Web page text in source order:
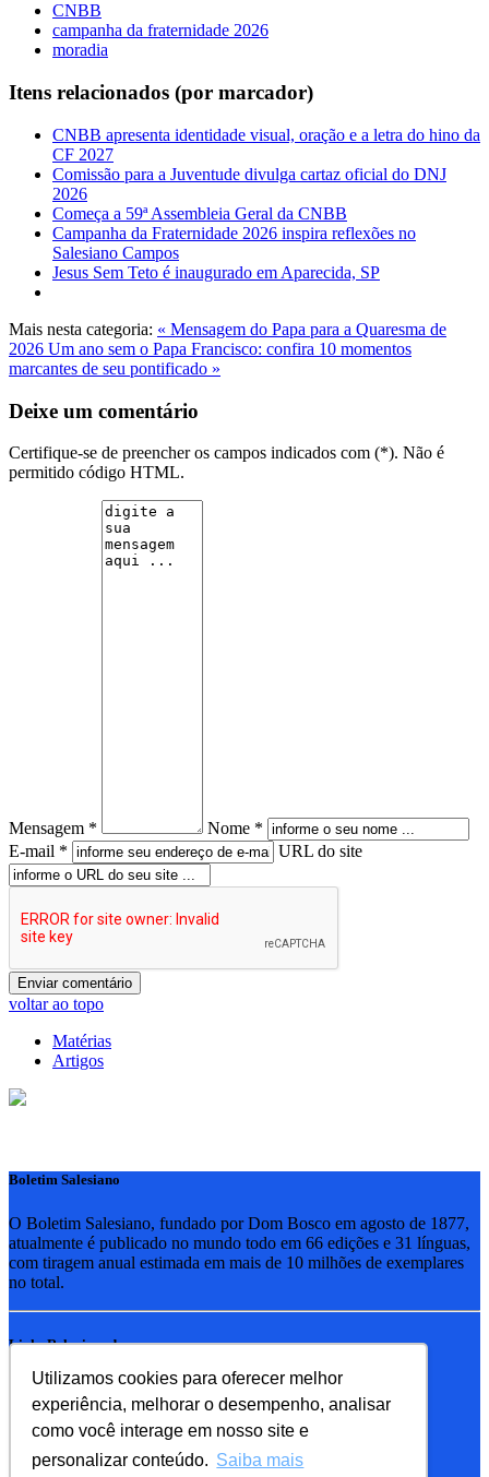
Utilizamos cookies para oferecer melhor
experiência, melhorar o desempenho, analisar
como você interage em nosso site e
personalizar conteúdo. Saiba mais
CNBB
campanha da fraternidade 2026
moradia
Itens relacionados (por marcador)
CNBB apresenta identidade visual, oração e a letra do hino da
CF 2027
Comissão para a Juventude divulga cartaz oficial do DNJ
2026
Começa a 59ª Assembleia Geral da CNBB
Campanha da Fraternidade 2026 inspira reflexões no
Salesiano Campos
Jesus Sem Teto é inaugurado em Aparecida, SP
Mais nesta categoria: « Mensagem do Papa para a Quaresma de
2026 Um ano sem o Papa Francisco: confira 10 momentos
marcantes de seu pontificado »
Deixe um comentário
Certifique-se de preencher os campos indicados com (*). Não é
permitido código HTML.
Mensagem *
Nome *
E-mail *
URL do site
voltar ao topo
Matérias
Artigos
Boletim Salesiano
O Boletim Salesiano, fundado por Dom Bosco em agosto de 1877,
atualmente é publicado no mundo todo em 66 edições e 31 línguas,
com tiragem anual estimada em mais de 10 milhões de exemplares
no total.
Links Relacionados
RSB - Rede Salesiana Brasil
EDEBE - Editora
UPV - União pela Vida
Familia Salesiana